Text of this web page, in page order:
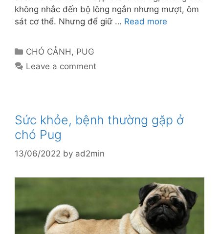
không nhắc đến bộ lông ngắn nhưng mượt, ôm
sát cơ thể. Nhưng để giữ … Read more
Categories
CHÓ CẢNH, PUG
Leave a comment
Sức khỏe, bệnh thường gặp ở
chó Pug
13/06/2022 by ad2min